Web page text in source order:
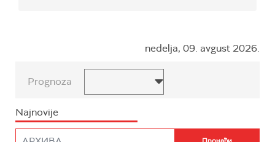
nedelja, 09. avgust 2026.
Prognoza
Najnovije